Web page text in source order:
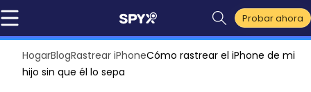
Probar ahora
HogarBlogRastrear iPhoneCómo rastrear el iPhone de mi
hijo sin que él lo sepa